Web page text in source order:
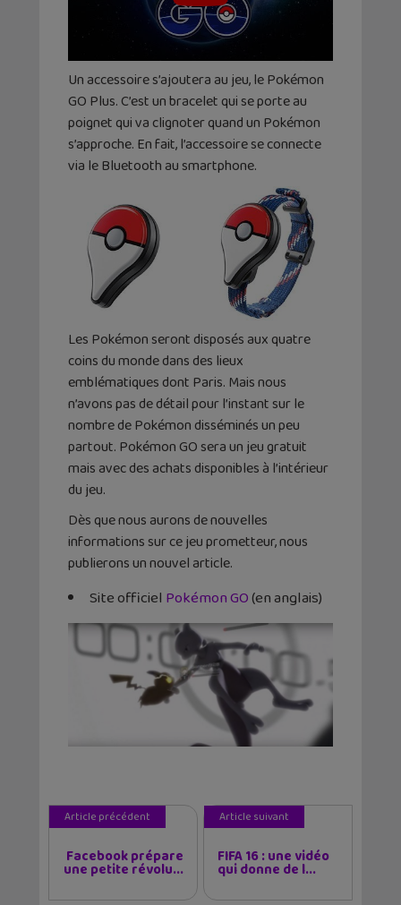
Un accessoire s’ajoutera au jeu, le Pokémon
GO Plus. C’est un bracelet qui se porte au
poignet qui va clignoter quand un Pokémon
s’approche. En fait, l’accessoire se connecte
via le Bluetooth au smartphone.
Les Pokémon seront disposés aux quatre
coins du monde dans des lieux
emblématiques dont Paris. Mais nous
n’avons pas de détail pour l’instant sur le
nombre de Pokémon disséminés un peu
partout. Pokémon GO sera un jeu gratuit
mais avec des achats disponibles à l’intérieur
du jeu.
Dès que nous aurons de nouvelles
informations sur ce jeu prometteur, nous
publierons un nouvel article.
Site officiel Pokémon GO(en anglais)
Article précédent
Facebook prépare
une petite révolu...
Article suivant
FIFA 16 : une vidéo
qui donne de l...